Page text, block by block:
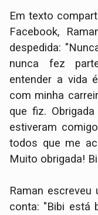
Em texto
Facebook,
despedida:
nunca fez
entender a vida
com minha
que fiz.
estiveram
todos que me
Muito obrigada!
Raman
conta: "Bibi está